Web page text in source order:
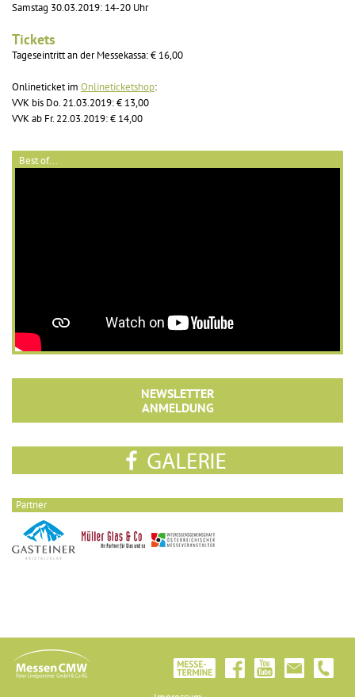
Samstag 30.03.2019: 14-20 Uhr
Tickets
Tageseintritt an der Messekassa: € 16,00
Onlineticket im Onlineticketshop:
VVK bis Do. 21.03.2019: € 13,00
VVK ab Fr. 22.03.2019: € 14,00
Best of...
NEWSLETTER
ANMELDUNG
Partner